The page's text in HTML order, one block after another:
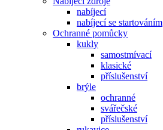
nabíjecí
nabíjecí se startováním
Ochranné pomůcky
kukly
samostmívací
klasické
příslušenství
brýle
ochranné
svářečské
příslušenství